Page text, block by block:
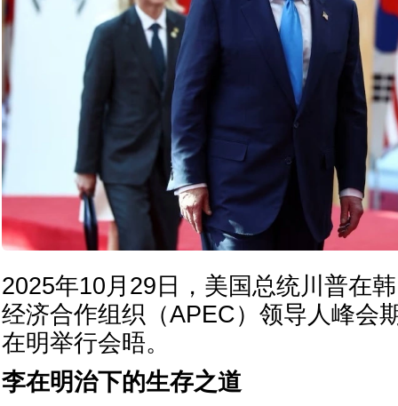
2025年10月29日，美国总统川普在
经济合作组织（APEC）领导人峰会
在明举行会晤。
李在明治下的生存之道